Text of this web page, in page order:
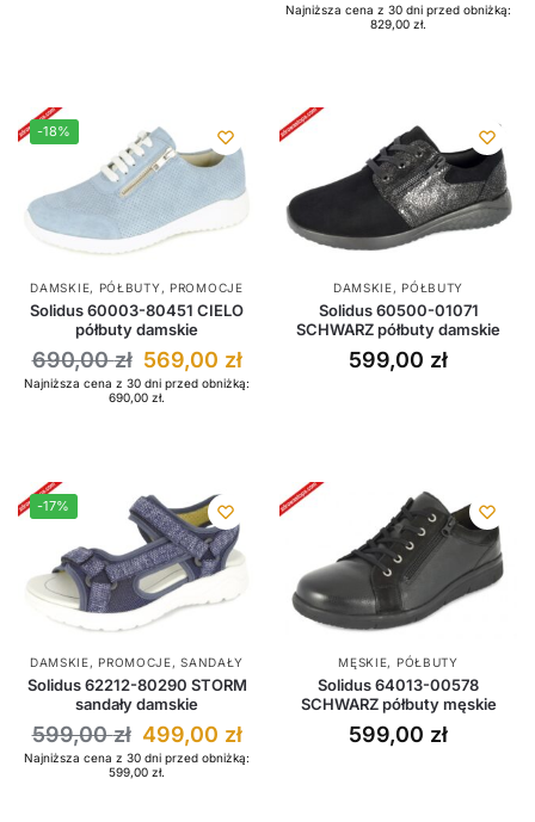
Najniższa cena z 30 dni przed obniżką:
829,00 zł.
-18%
DAMSKIE, PÓŁBUTY , PROMOCJE
Solidus 60003-80451 CIELO
półbuty damskie
690,00zł 569,00 zł
Najniższa cena z 30 dni przed obniżką:
690,00 zł.
DAMSKIE,PÓŁBUTY
Solidus 60500-01071
SCHWARZ półbuty damskie
599,00 zł
-17%
DAMSKIE,PROMOCJE,SANDAŁY
Solidus 62212-80290 STORM
sandały damskie
599,00zł 499,00 zł
Najniższa cena z 30 dni przed obniżką:
599,00 zł.
MĘSKIE, PÓŁBUTY
Solidus 64013-00578
SCHWARZ półbuty męskie
599,00 zł